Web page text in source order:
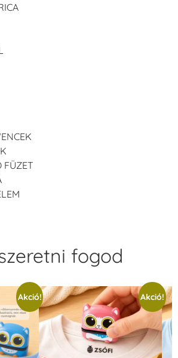
FÜZET
fogod
Akció! Akció!